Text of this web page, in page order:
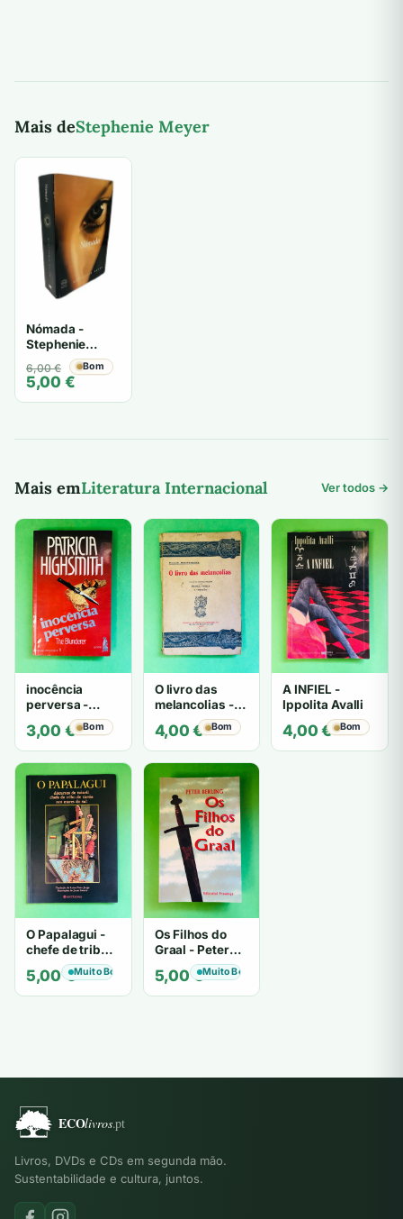
Mais deStephenie Meyer
Nómada -
Stephenie
6,00€
O
preço
original
6,00 €.
5,00 €
O
preço
atual
5,00 €.
Bom
Mais emLiteratura Internacional Ver todos →
inocência
perversa -
PATRICIA
HIGHSMITH
3,00 € Bom
O livro das
melancolias -
Mantegazza
4,00€ Bom
A INFIEL -
Ippolita Avalli
4,00€ Bom
O Papalagui -
chefe de tribo
de tiavéa
5,00€Muito Bom
Os Filhos do
Graal - Peter
Berling
5,00€Muito Bom
Livros, DVDs e CDs em segunda mão.
Sustentabilidade e cultura, juntos.